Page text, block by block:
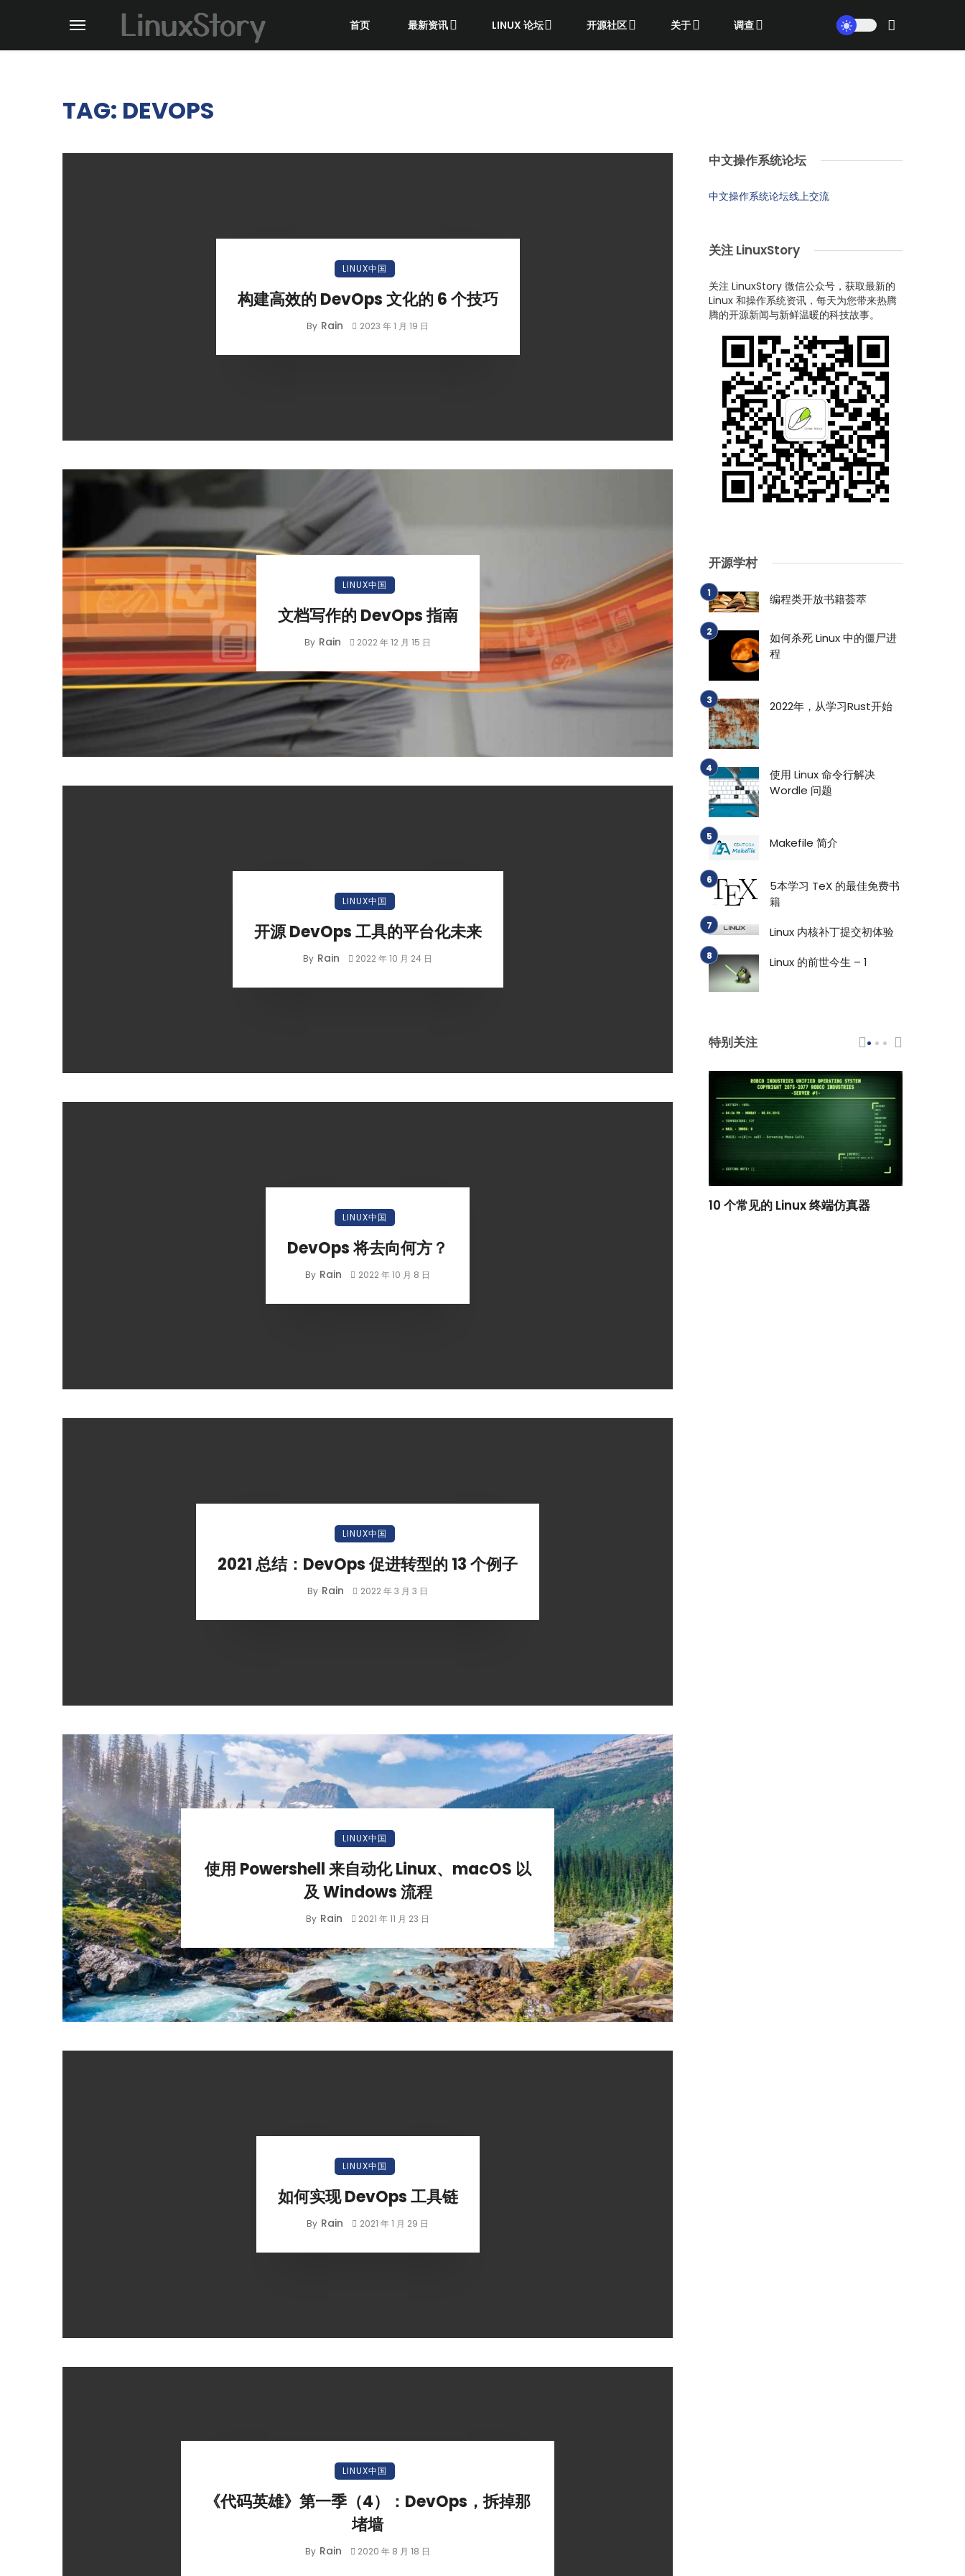
首页 最新资讯 LINUX 论坛 开源社区 关于 调查
TAG: DEVOPS
LINUX中国
构建高效的 DevOps 文化的 6 个技巧
By Rain 2023 年 1 月 19 日
LINUX中国
文档写作的 DevOps 指南
By Rain 2022 年 12 月 15 日
LINUX中国
开源 DevOps 工具的平台化未来
By Rain 2022 年 10 月 24 日
LINUX中国
DevOps 将去向何方？
By Rain 2022 年 10 月 8 日
LINUX中国
2021 总结：DevOps 促进转型的 13 个例子
By Rain 2022 年 3 月 3 日
LINUX中国
使用 Powershell 来自动化 Linux、macOS 以
及 Windows 流程
By Rain 2021 年 11 月 23 日
LINUX中国
如何实现 DevOps 工具链
By Rain 2021 年 1 月 29 日
LINUX中国
《代码英雄》第一季（4）：DevOps，拆掉那
堵墙
By Rain 2020 年 8 月 18 日
中文操作系统论坛
中文操作系统论坛线上交流
关注 LinuxStory
关注 LinuxStory 微信公众号，获取最新的
Linux 和操作系统资讯，每天为您带来热腾
腾的开源新闻与新鲜温暖的科技故事。
开源学村
编程类开放书籍荟萃
如何杀死 Linux 中的僵尸进
程
2022年，从学习Rust开始
使用 Linux 命令行解决
Wordle 问题
Makefile 简介
5本学习 TeX 的最佳免费书
籍
Linux 内核补丁提交初体验
Linux 的前世今生 – 1
特别关注
小白观察：Let&apos;s Encrpt 正
过渡到 ISRG Root
10 个常见的 Linux 终端仿真器